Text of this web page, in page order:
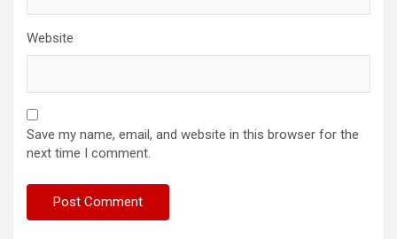
Website
Save my name, email, and website in this browser for the
next time I comment.